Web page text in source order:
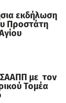
εκδήλωση
Προστάτη
ΣΑΑΠΠ με τον
Τομέα